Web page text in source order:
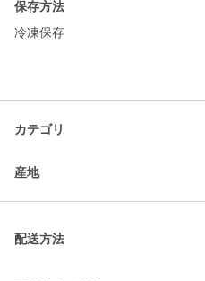
保存方法
冷凍保存
カテゴリ
産地
配送方法